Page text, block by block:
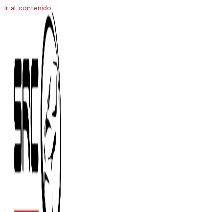
Ir al contenido